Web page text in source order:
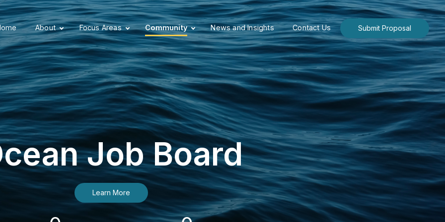
About Focus Areas Community News and Insights Contact Us Submit Proposal
Job Board
Learn More